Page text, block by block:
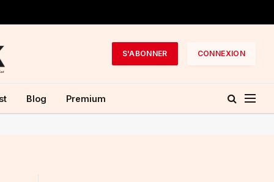
S'ABONNER CONNEXION
Blog Premium